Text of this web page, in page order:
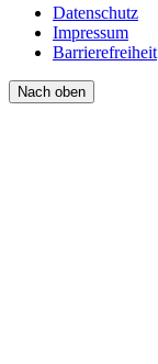
Datenschutz
Impressum
Barrierefreiheit
Nach oben